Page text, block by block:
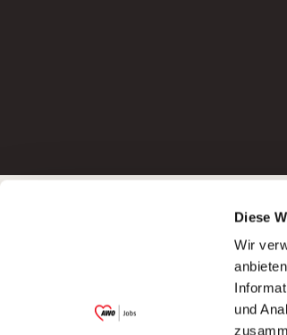
Diese
Wir
und
Garitz Bewirtschaftungsbetriebe GmbH
(Ein Tochterunternehmen des AWO
Bezirksverbandes Unterfranken e.V.)